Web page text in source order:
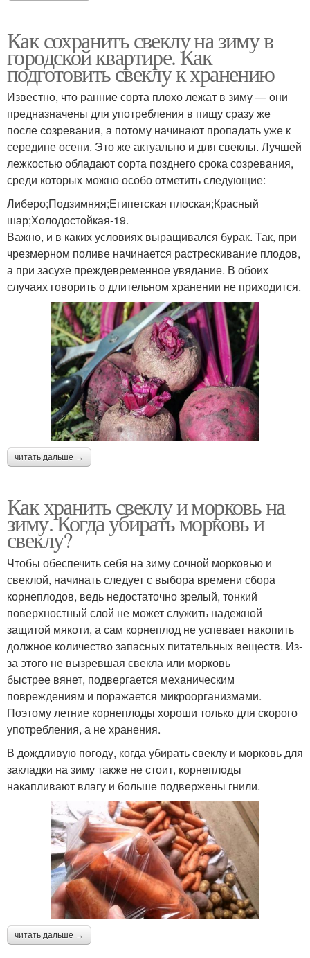
Как сохранить свеклу на зиму в
городской квартире. Как
подготовить свеклу к хранению
Известно, что ранние сорта плохо лежат в зиму — они
предназначены для употребления в пищу сразу же
после созревания, а потому начинают пропадать уже к
середине осени. Это же актуально и для свеклы. Лучшей
лежкостью обладают сорта позднего срока созревания,
среди которых можно особо отметить следующие:
Либеро;Подзимняя;Египетская плоская;Красный
шар;Холодостойкая-19.
Важно, и в каких условиях выращивался бурак. Так, при
чрезмерном поливе начинается растрескивание плодов,
а при засухе преждевременное увядание. В обоих
случаях говорить о длительном хранении не приходится.
читать дальше →
Как хранить свеклу и морковь на
зиму. Когда убирать морковь и
свеклу?
Чтобы обеспечить себя на зиму сочной морковью и
свеклой, начинать следует с выбора времени сбора
корнеплодов, ведь недостаточно зрелый, тонкий
поверхностный слой не может служить надежной
защитой мякоти, а сам корнеплод не успевает накопить
должное количество запасных питательных веществ. Из-
за этого не вызревшая свекла или морковь
быстрее вянет, подвергается механическим
повреждениям и поражается микроорганизмами.
Поэтому летние корнеплоды хороши только для скорого
употребления, а не хранения.
В дождливую погоду, когда убирать свеклу и морковь для
закладки на зиму также не стоит, корнеплоды
накапливают влагу и больше подвержены гнили.
читать дальше →